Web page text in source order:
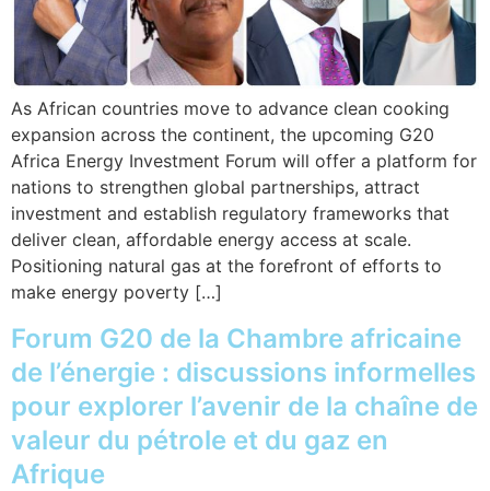
As African countries move to advance clean cooking
expansion across the continent, the upcoming G20
Africa Energy Investment Forum will offer a platform for
nations to strengthen global partnerships, attract
investment and establish regulatory frameworks that
deliver clean, affordable energy access at scale.
Positioning natural gas at the forefront of efforts to
make energy poverty […]
Forum G20 de la Chambre africaine
de l’énergie : discussions informelles
pour explorer l’avenir de la chaîne de
valeur du pétrole et du gaz en
Afrique